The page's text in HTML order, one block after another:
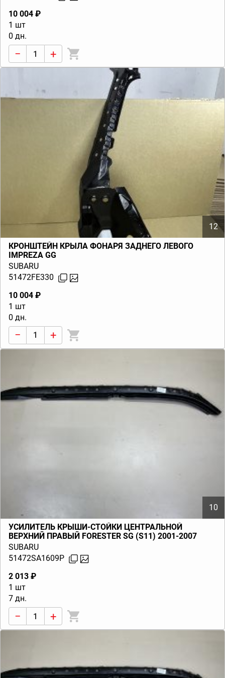
10 004 ₽
1 шт
0 дн.
− +
12
КРОНШТЕЙН КРЫЛА ФОНАРЯ ЗАДНЕГО ЛЕВОГО
IMPREZA GG
SUBARU
51472FE330
10 004 ₽
1 шт
0 дн.
− +
10
УСИЛИТЕЛЬ КРЫШИ-СТОЙКИ ЦЕНТРАЛЬНОЙ
ВЕРХНИЙ ПРАВЫЙ FORESTER SG (S11) 2001-2007
SUBARU
51472SA1609P
2 013 ₽
1 шт
7 дн.
− +